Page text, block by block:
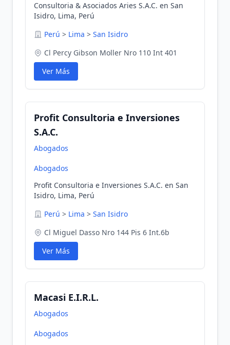
Consultoria & Asociados Aries S.A.C. en San
Isidro, Lima, Perú
Perú > Lima > San Isidro
Cl Percy Gibson Moller Nro 110 Int 401
Ver Más
Profit Consultoria e Inversiones
S.A.C.
Abogados
Abogados
Profit Consultoria e Inversiones S.A.C. en San
Isidro, Lima, Perú
Perú > Lima > San Isidro
Cl Miguel Dasso Nro 144 Pis 6 Int.6b
Ver Más
Macasi E.I.R.L.
Abogados
Abogados